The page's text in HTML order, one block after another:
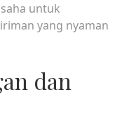
untuk
yang nyaman
dan